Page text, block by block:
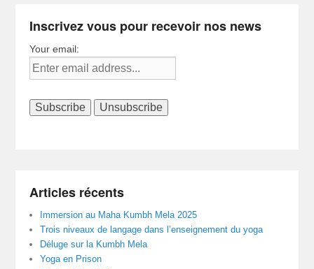
Inscrivez vous pour recevoir nos news
Your email:
Articles récents
Immersion au Maha Kumbh Mela 2025
Trois niveaux de langage dans l’enseignement du yoga
Déluge sur la Kumbh Mela
Yoga en Prison